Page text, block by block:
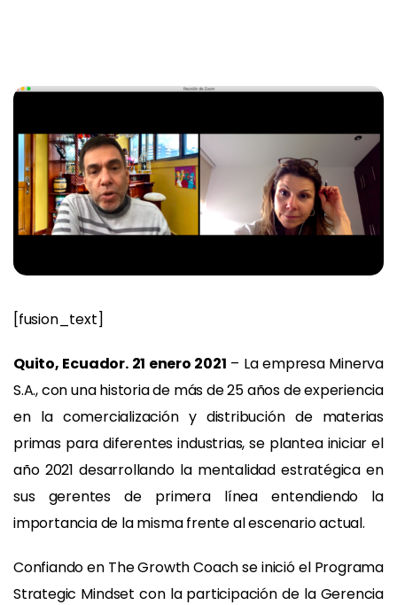
[fusion_text]
Quito, Ecuador. 21 enero 2021 – La empresa Minerva
S.A., con una historia de más de 25 años de experiencia
en la comercialización y distribución de materias
primas para diferentes industrias, se plantea iniciar el
año 2021 desarrollando la mentalidad estratégica en
sus gerentes de primera línea entendiendo la
importancia de la misma frente al escenario actual.
Confiando en The Growth Coach se inició el Programa
Strategic Mindset con la participación de la Gerencia